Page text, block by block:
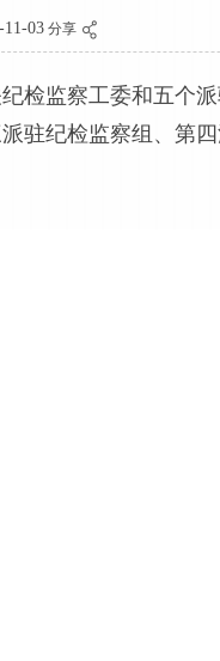
03 分享
检监察工委和五个
驻纪检监察组、第